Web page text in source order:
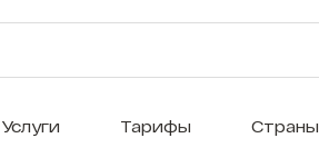
Услуги Тарифы Страны